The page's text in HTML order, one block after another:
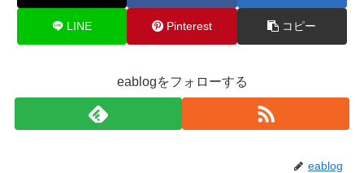
LINE Pinterest コピー
eablogをフォローする
eablog